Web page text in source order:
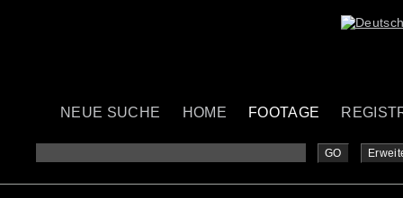
NEUE SUCHE HOME FOOTAGE
GO